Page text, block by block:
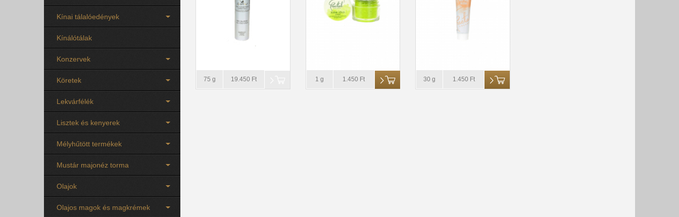
Kínai tálalóedények
Kínálótálak
Konzervek
Köretek
Lekvárfélék
Lisztek és kenyerek
Mélyhűtött termékek
Mustár majonéz torma
Olajok
Olajos magok és magkrémek
75 g 19.450 Ft 1 g 1.450 Ft 30 g 1.450 Ft